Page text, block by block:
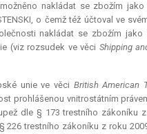
nakládat se zbožím
o čemž též účtoval ve
nakládat se zbožím
(viz rozsudek ve věci Shipping
unie ve věci British American
prohlášenou vnitrostátním
dle § 173 trestního zákoníku
trestního zákoníku z roku